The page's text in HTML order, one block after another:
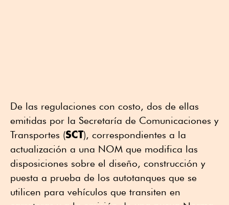
De las regulaciones con costo, dos de ellas
emitidas por la Secretaría de Comunicaciones y
Transportes (SCT), correspondientes a la
actualización a una NOM que modifica las
disposiciones sobre el diseño, construcción y
puesta a prueba de los autotanques que se
utilicen para vehículos que transiten en